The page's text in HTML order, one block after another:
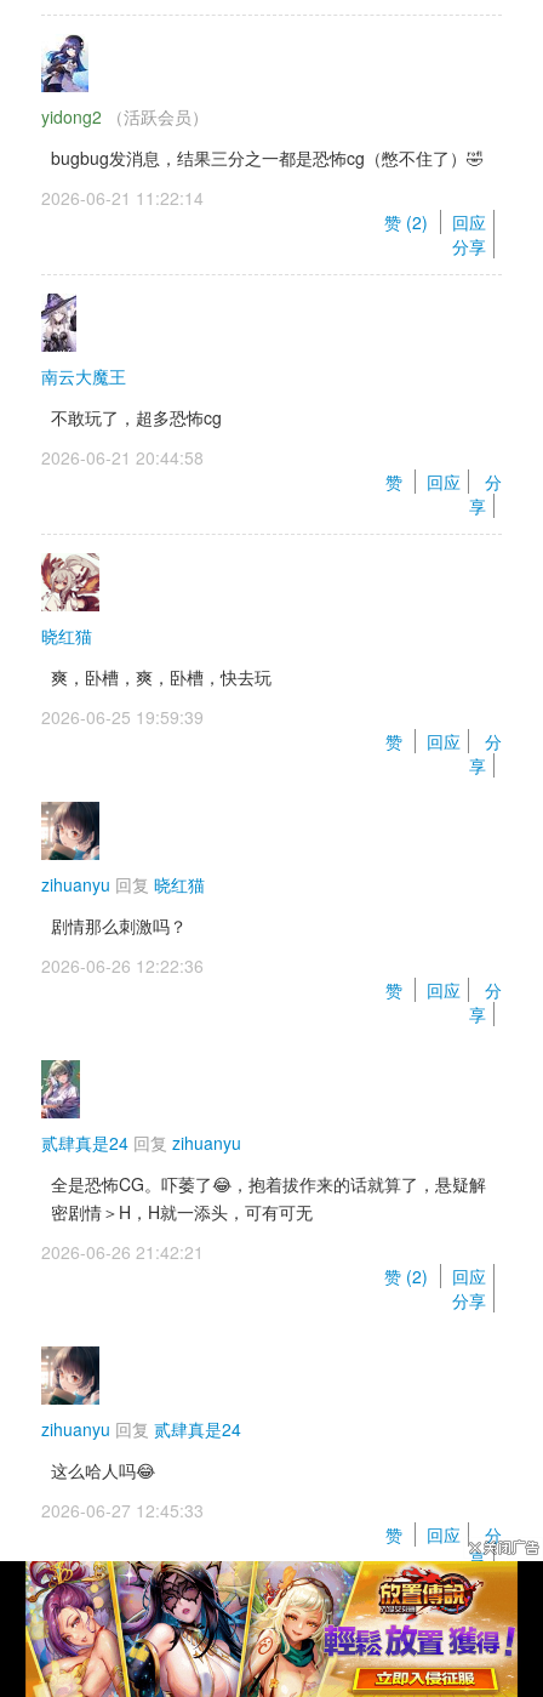
yidong2
（活跃会员）
bugbug发消息，结果三分之一都是恐怖cg（憋不住了）🤣
2026-06-21 11:22:14
赞 (2)
回应
分享
南云大魔王
不敢玩了，超多恐怖cg
2026-06-21 20:44:58
赞
回应
分
享
晓红猫
爽，卧槽，爽，卧槽，快去玩
2026-06-25 19:59:39
赞
回应
分
享
zihuanyu 回复 晓红猫
剧情那么刺激吗？
2026-06-26 12:22:36
赞
回应
分
享
贰肆真是24 回复 zihuanyu
全是恐怖CG。吓萎了😂，抱着拔作来的话就算了，悬疑解
密剧情＞H，H就一添头，可有可无
2026-06-26 21:42:21
赞 (2)
回应
分享
zihuanyu 回复 贰肆真是24
这么哈人吗😂
2026-06-27 12:45:33
赞
回应
分
享
yidong2 （活跃会员） 回复 zihuanyu